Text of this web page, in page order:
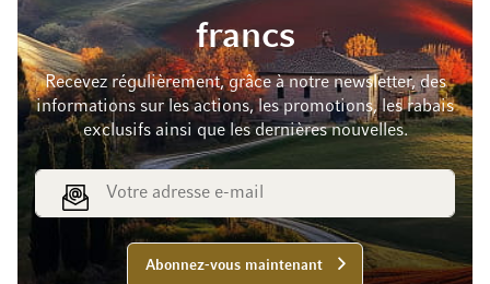
francs
Recevez régulièrement, grâce à notre newsletter, des
informations sur les actions, les promotions, les rabais
exclusifs ainsi que les dernières nouvelles.
Adresse e-mail
Abonnez-vous maintenant